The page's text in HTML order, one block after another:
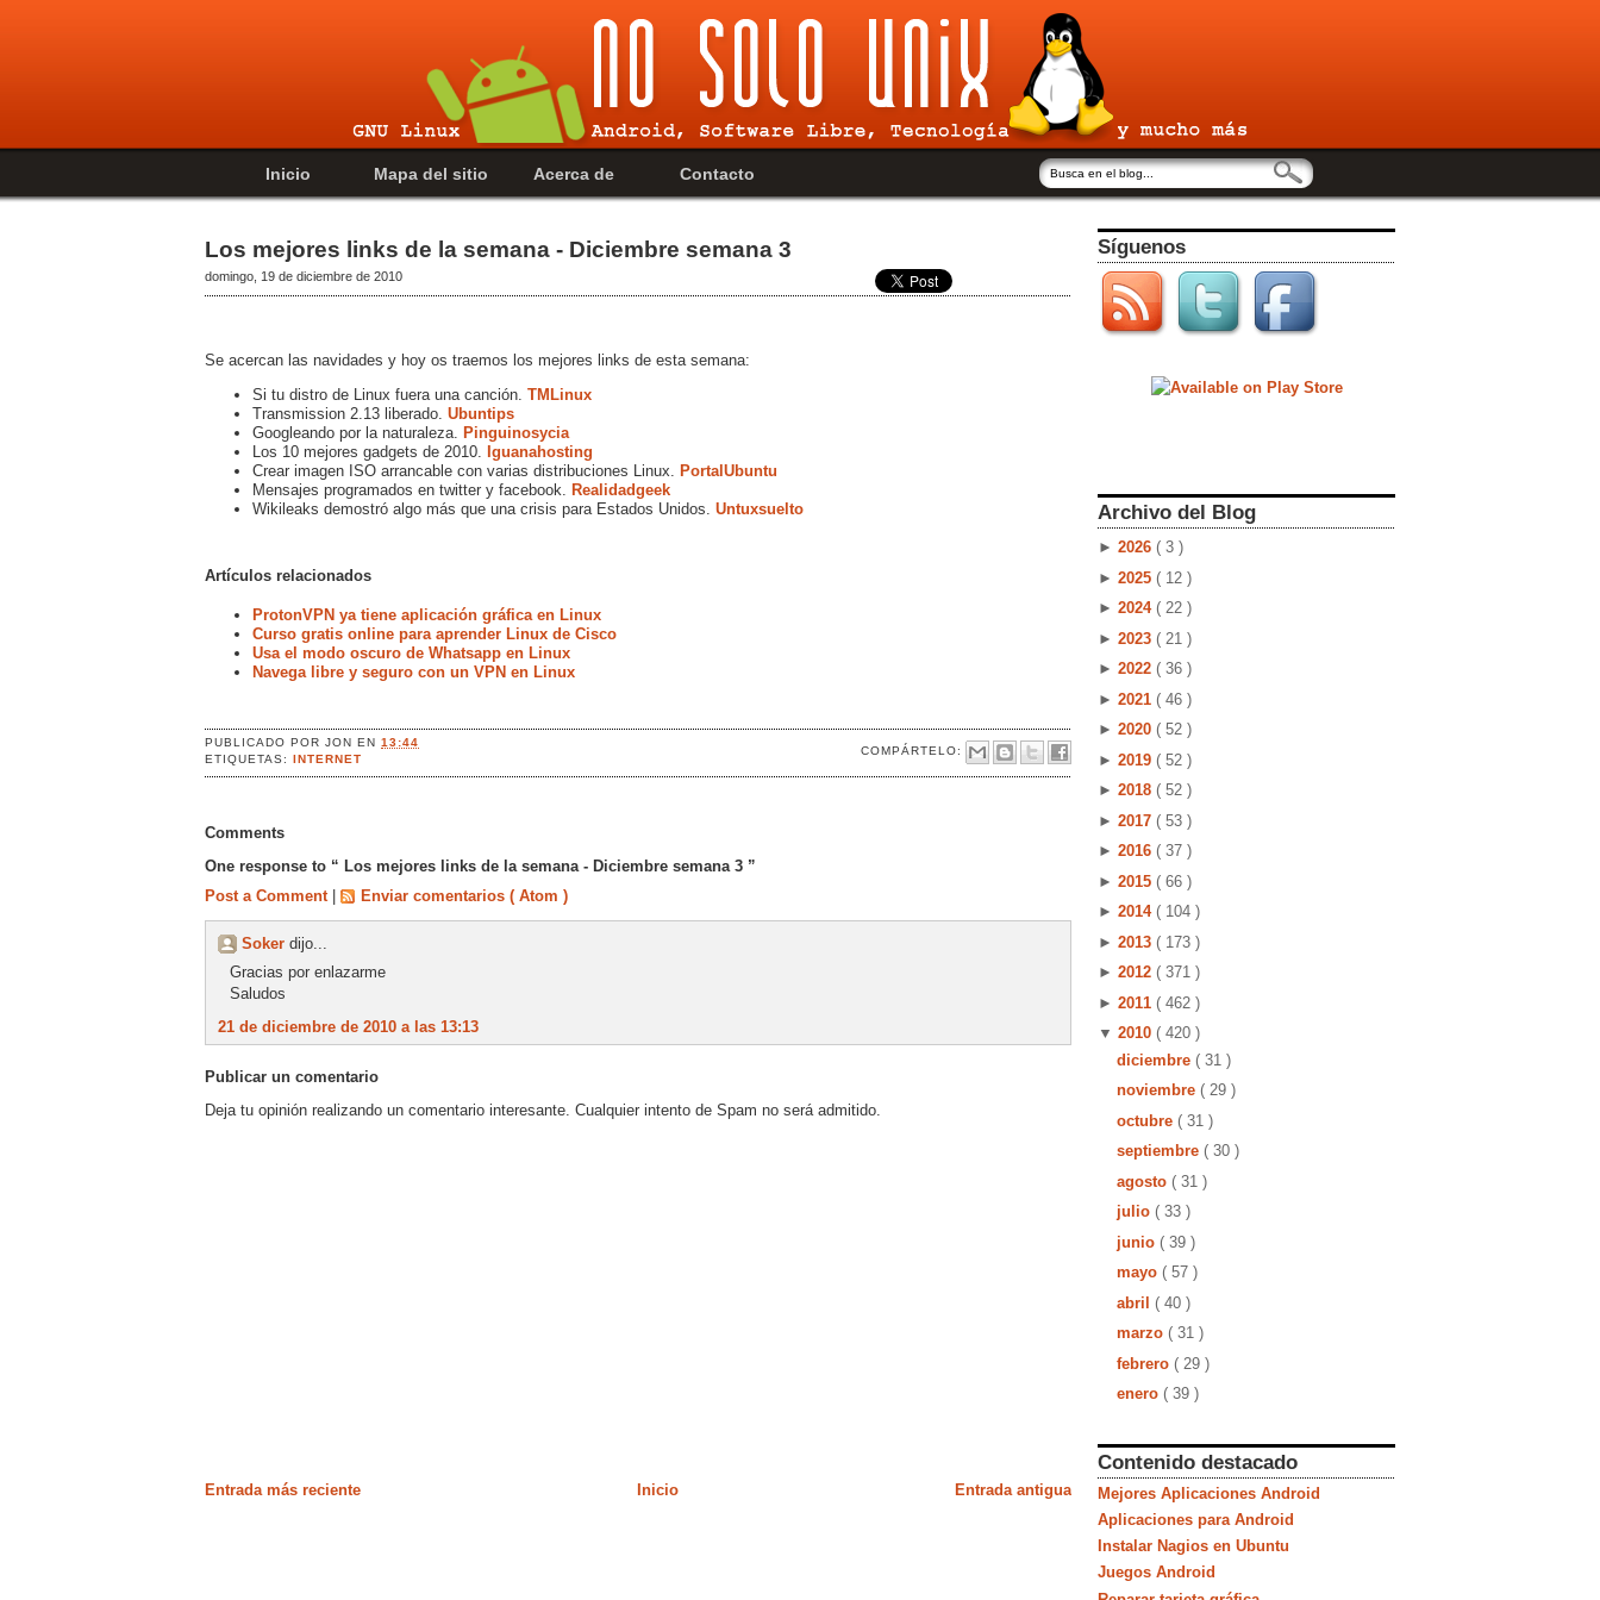
Inicio Mapa del sitio Acerca de Contacto
Los mejores links de la semana - Diciembre semana 3
domingo, 19 de diciembre de 2010
Se acercan las navidades y hoy os traemos los mejores links de esta semana:
Si tu distro de Linux fuera una canción. TMLinux
Transmission 2.13 liberado. Ubuntips
Googleando por la naturaleza. Pinguinosycia
Los 10 mejores gadgets de 2010. Iguanahosting
Crear imagen ISO arrancable con varias distribuciones Linux. PortalUbuntu
Mensajes programados en twitter y facebook. Realidadgeek
Wikileaks demostró algo más que una crisis para Estados Unidos. Untuxsuelto
Artículos relacionados
ProtonVPN ya tiene aplicación gráfica en Linux
Curso gratis online para aprender Linux de Cisco
Usa el modo oscuro de Whatsapp en Linux
Navega libre y seguro con un VPN en Linux
PUBLICADO PORJONEN13:44
COMPÁRTELO:
ETIQUETAS:INTERNET
Comments
One response to “ Los mejores links de la semana - Diciembre semana 3 ”
Post a Comment
Enviar comentarios ( Atom )
Soker dijo...
Gracias por enlazarme
Saludos
21 de diciembre de 2010 a las 13:13
Publicar un comentario
Deja tu opinión realizando un comentario interesante. Cualquier intento de Spam no será admitido.
Entrada más reciente Entrada antigua
Inicio
Síguenos
Archivo del Blog
► 2026 ( 3 )
► 2025 ( 12 )
► 2024 ( 22 )
► 2023 ( 21 )
► 2022 ( 36 )
► 2021 ( 46 )
► 2020 ( 52 )
► 2019 ( 52 )
► 2018 ( 52 )
► 2017 ( 53 )
► 2016 ( 37 )
► 2015 ( 66 )
► 2014 ( 104 )
► 2013 ( 173 )
► 2012 ( 371 )
► 2011 ( 462 )
▼ 2010 ( 420 )
diciembre ( 31 )
noviembre ( 29 )
octubre ( 31 )
septiembre ( 30 )
agosto ( 31 )
julio ( 33 )
junio ( 39 )
mayo ( 57 )
abril ( 40 )
marzo ( 31 )
febrero ( 29 )
enero ( 39 )
Contenido destacado
Mejores Aplicaciones Android
Aplicaciones para Android
Instalar Nagios en Ubuntu
Juegos Android